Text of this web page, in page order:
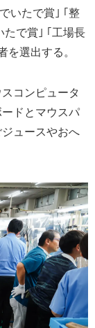
いたで賞｣ ｢整
たで賞｣ ｢工場長
を選出する。
コンピュータ
ドとマウスパ
ュースやおへ